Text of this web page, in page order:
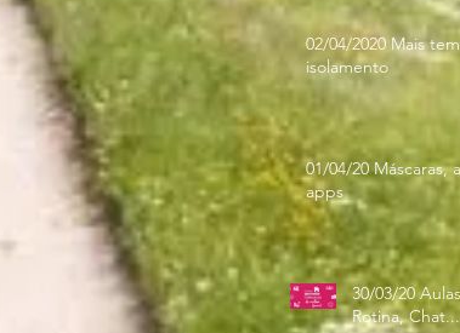
02/04/2020 Mais
isolamento
01/04/20 Máscaras,
apps
30/03/20
Rotina, Chat...